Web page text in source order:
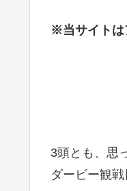
※当サイトは
3頭とも、思
ダービー観戦